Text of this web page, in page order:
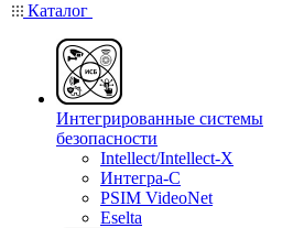
Каталог
Интегрированные системы
безопасности
Intellect/Intellect-X
Интегра-С
PSIM VideoNet
Eselta